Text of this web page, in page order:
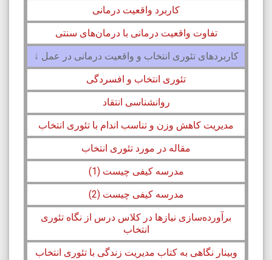
کاربرد واقعیت درمانی
تفاوت واقعیت درمانی با درمان‌های سنتی
کاربردهای تئوری انتخاب و واقعیت درمانی در عمل ↓
تئوری انتخاب و افسردگی
روانشناسی انتقاد
مدیریت کاهش وزن و تناسب اندام با تئوری انتخاب
مقاله در مورد تئوری انتخاب
مدرسه کیفی چیست (1)
مدرسه کیفی چیست (2)
برآورده‌سازی نیازها در کلاس درس از نگاه تئوری
انتخاب
وبینار نگاهی به کتاب مدیریت زندگی با تئوری انتخاب